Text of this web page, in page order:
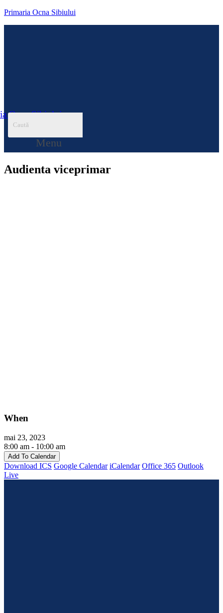
Primaria Ocna Sibiului
Ocna Sibiului
Menu
Audienta viceprimar
When
mai 23, 2023
8:00 am - 10:00 am
Add To Calendar
Download ICS Google Calendar iCalendar Office 365 Outlook
Live